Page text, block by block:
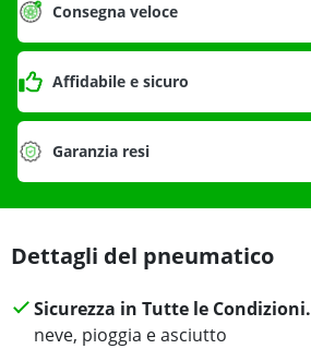
Consegna veloce
Affidabile e sicuro
Garanzia resi
Dettagli del pneumatico
Sicurezza in Tutte le Condizioni.
neve, pioggia e asciutto